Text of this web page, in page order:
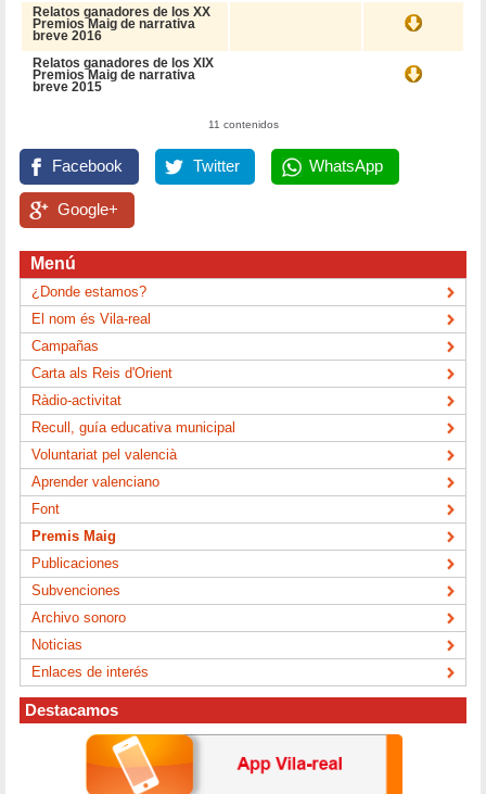
Relatos ganadores de los XX
Premios Maig de narrativa
breve 2016
Relatos ganadores de los XIX
Premios Maig de narrativa
breve 2015
11 contenidos
Facebook Twitter WhatsApp
Google+
Menú
¿Donde estamos?
El nom és Vila-real
Campañas
Carta als Reis d'Orient
Ràdio-activitat
Recull, guía educativa municipal
Voluntariat pel valencià
Aprender valenciano
Font
Premis Maig
Publicaciones
Subvenciones
Archivo sonoro
Noticias
Enlaces de interés
Destacamos